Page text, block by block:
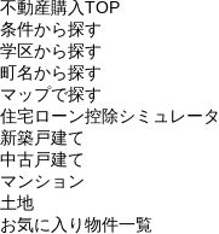
不動産購入TOP
条件から探す
学区から探す
町名から探す
マップで探す
住宅ローン控除シミュレータ
新築戸建て
中古戸建て
マンション
土地
お気に入り物件一覧